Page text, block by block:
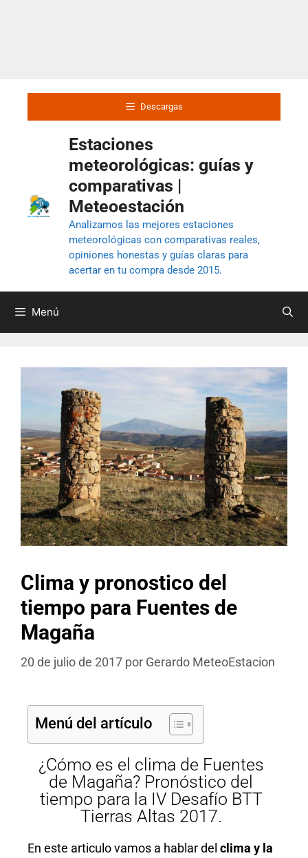
Descargas
Estaciones
meteorológicas: guías y
comparativas |
Meteoestación
Analizamos las mejores estaciones
meteorológicas con comparativas reales,
opiniones honestas y guías claras para
acertar en tu compra desde 2015.
Menú
Clima y pronostico del
tiempo para Fuentes de
Magaña
20 de julio de 2017 por Gerardo MeteoEstacion
Menú del artículo
¿Cómo es el clima de Fuentes
de Magaña? Pronóstico del
tiempo para la IV Desafío BTT
Tierras Altas 2017.
En este articulo vamos a hablar del clima y la